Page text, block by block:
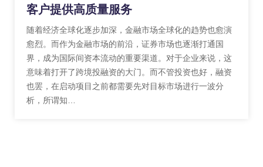
客户提供高质量服务
随着经济全球化逐步加深，金融市场全球化的趋势也愈演
愈烈。而作为金融市场的前沿，证券市场也逐渐打通国
界，成为国际间资本流动的重要渠道。对于企业来说，这
意味着打开了跨境投融资的大门。而不管投资也好，融资
也罢，在启动项目之前都需要先对目标市场进行一波分
析，所谓知…